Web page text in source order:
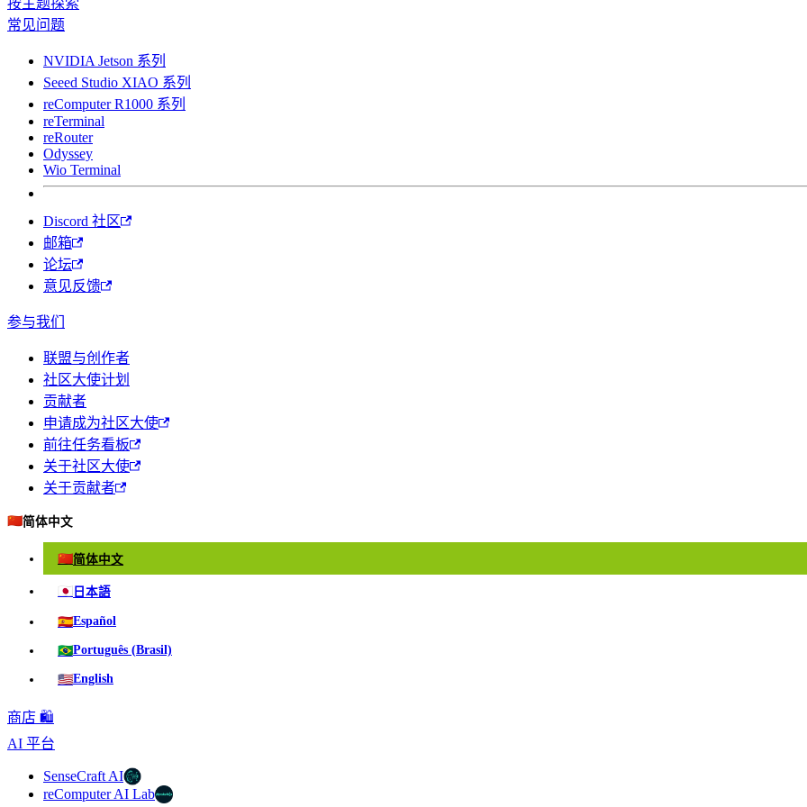
按主题探索
常见问题
NVIDIA Jetson 系列
Seeed Studio XIAO 系列
reComputer R1000 系列
reTerminal
reRouter
Odyssey
Wio Terminal
Discord 社区
邮箱
论坛
意见反馈
参与我们
联盟与创作者
社区大使计划
贡献者
申请成为社区大使
前往任务看板
关于社区大使
关于贡献者
🇨🇳简体中文
🇨🇳简体中文
🇯🇵 日本語
🇪🇸Español
🇧🇷Português (Brasil)
🇺🇸English
商店 🛍️
AI 平台
SenseCraft AI
reComputer AI Lab